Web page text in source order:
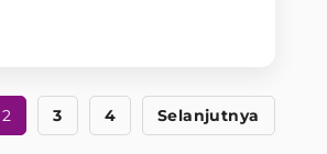
2 3 4 Selanjutnya